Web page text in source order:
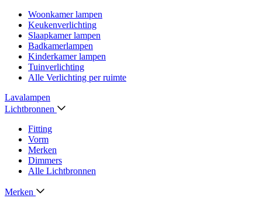
Woonkamer lampen
Keukenverlichting
Slaapkamer lampen
Badkamerlampen
Kinderkamer lampen
Tuinverlichting
Alle Verlichting per ruimte
Lavalampen
Lichtbronnen
Fitting
Vorm
Merken
Dimmers
Alle Lichtbronnen
Merken